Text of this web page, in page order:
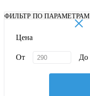
ФИЛЬТР ПО ПАРАМЕТРАМ
×
Цена
От До